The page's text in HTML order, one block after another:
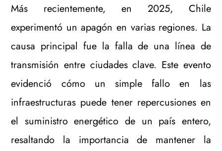
Más recientemente, en 2025, Chile
experimentó un apagón en varias regiones. La
causa principal fue la falla de una línea de
transmisión entre ciudades clave. Este evento
evidenció cómo un simple fallo en las
infraestructuras puede tener repercusiones en
el suministro energético de un país entero,
resaltando la importancia de mantener la